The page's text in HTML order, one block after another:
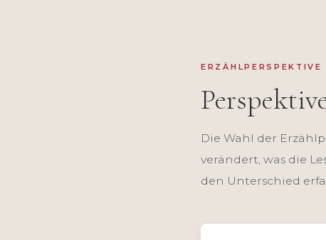
ERZÄHLPERSPEKTIVE
Die Wahl der
verändert, was die
den Unterschied